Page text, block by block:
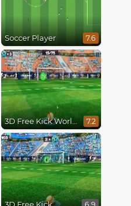
Soccer Player 7.6
3D Free Kick World Cup 18 7.2